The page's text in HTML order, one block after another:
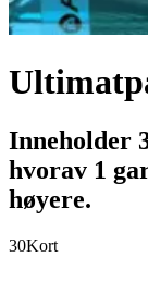
Inneholder
hvorav 1
høyere.
30Kort